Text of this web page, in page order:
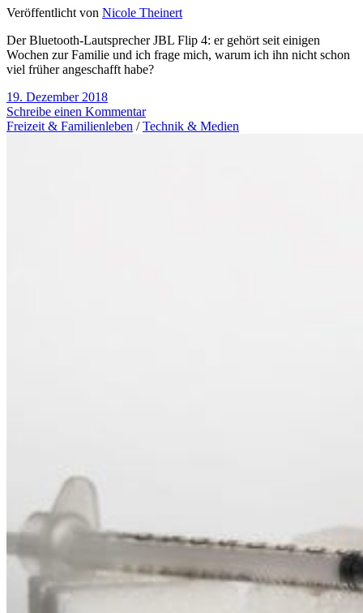
Veröffentlicht von Nicole Theinert
Der Bluetooth-Lautsprecher JBL Flip 4: er gehört seit einigen
Wochen zur Familie und ich frage mich, warum ich ihn nicht schon
viel früher angeschafft habe?
19. Dezember 2018
Schreibe einen Kommentar
Freizeit & Familienleben /Technik & Medien